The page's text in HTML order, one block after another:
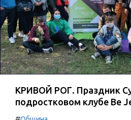
КРИВОЙ РОГ. Праздник
подростковом клубе Be